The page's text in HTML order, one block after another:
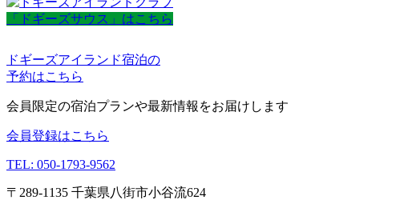
「ドギーズサウス」はこちら
ドギーズアイランド宿泊の
予約はこちら
会員限定の宿泊プランや最新情報をお届けします
会員登録はこちら
TEL: 050-1793-9562
〒289-1135 千葉県八街市小谷流624